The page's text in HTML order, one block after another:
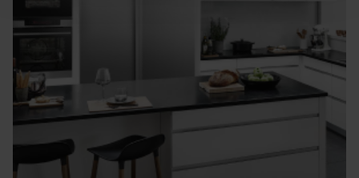
Produktbilde KF 471852
Last ned
Hent alt (5) Hent utvalgt